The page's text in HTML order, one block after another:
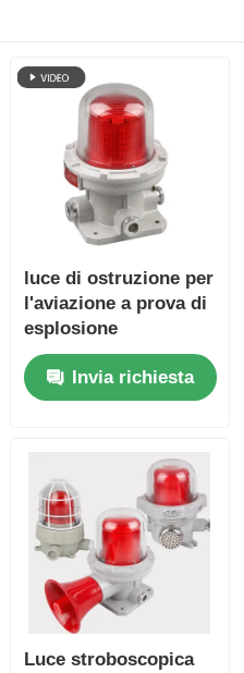
luce di ostruzione per
l'aviazione a prova di
esplosione
Invia richiesta
Luce stroboscopica